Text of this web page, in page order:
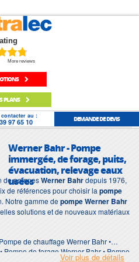
More reviews
PLANS
au :
97 65 10 DEMANDE DE DEVIS
Werner Bahr - Pompe
immergée, de forage, puits,
évacuation, relevage eaux
usées
de pompesWerner Bahrdepuis 1976,
de références pour choisir la pompe
Notre gamme depompe Werner Bahr
solutions et de nouveaux matériaux
de chauffage Werner Bahr •
de forage Werner Bahr • Pompe
Voir plus de détails